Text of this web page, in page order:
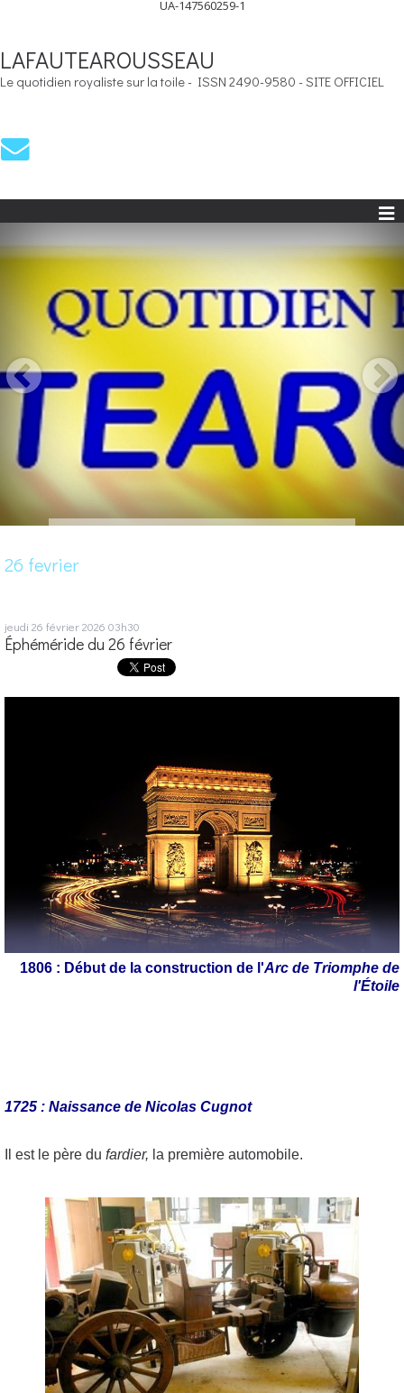
UA-147560259-1
LAFAUTEAROUSSEAU
Le quotidien royaliste sur la toile - ISSN 2490-9580 - SITE OFFICIEL
26 fevrier
jeudi 26 février 2026 03h30
Éphéméride du 26 février
1806 : Début de la construction de l'Arc de Triomphe de
l'Étoile
1725 : Naissance de Nicolas Cugnot
Il est le père du fardier, la première automobile.